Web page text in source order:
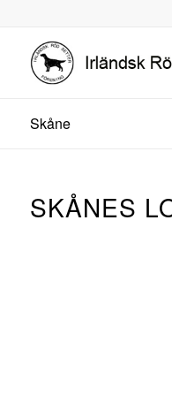
Skåne
SKÅNES